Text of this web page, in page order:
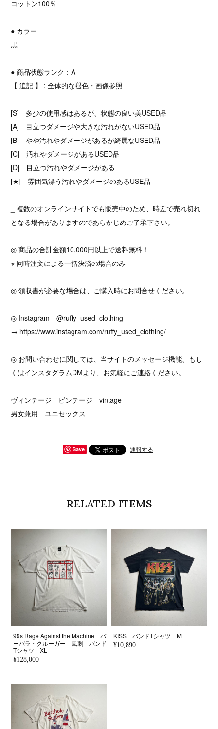
コットン100％
● カラー
黒
● 商品状態ランク：A
【 追記 】 : 全体的な褪色・画像参照
[S] 多少の使用感はあるが、状態の良い美USED品
[A] 目立つダメージや大きな汚れがないUSED品
[B] やや汚れやダメージがあるが綺麗なUSED品
[C] 汚れやダメージがあるUSED品
[D] 目立つ汚れやダメージがある
[★] 雰囲気漂う汚れやダメージのあるUSE品
_ 複数のオンラインサイトでも販売中のため、時差で売れ切れ
となる場合がありますのであらかじめご了承下さい。
◎ 商品の合計金額10,000円以上で送料無料！
※ 同時注文による一括決済の場合のみ
◎ 領収書が必要な場合は、ご購入時にお問合せください。
◎ Instagram @ruffy_used_clothing
→ https://www.instagram.com/ruffy_used_clothing/
◎ お問い合わせに関しては、当サイトのメッセージ機能、もし
くはインスタグラムDMより、お気軽にご連絡ください。
ヴィンテージ ビンテージ vintage
男女兼用 ユニセックス
Save 通報する
RELATED ITEMS
99s Rage Against the Machine バ
ーバラ・クルーガー 風刺 バンド
Tシャツ XL
¥128,000
KISS バンドTシャツ M
¥10,890